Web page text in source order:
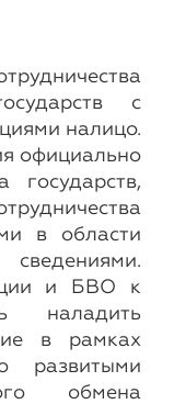
с
налицо.
официально
в области
и БВО к
наладить
в рамках
развитыми
обмена